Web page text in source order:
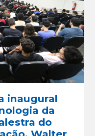
inaugural
da
do